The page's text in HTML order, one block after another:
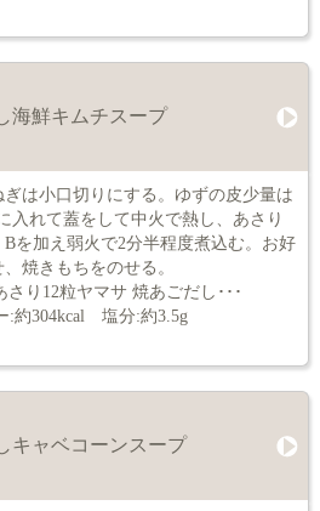
海鮮キムチスープ
は小口切りにする。ゆずの皮少量は
入れて蓋をして中火で熱し、あさり
を加え弱火で2分半程度煮込む。お好
焼きもちをのせる。
り12粒ヤマサ 焼あごだし･･･
:約304kcal 塩分:約3.5g
キャベコーンスープ